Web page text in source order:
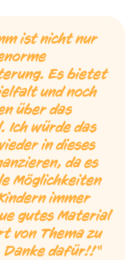
ist nicht nur
Es bietet
und noch
über das
Ich würde das
in dieses
da es
Möglichkeiten
immer
gutes Material
von Thema zu
dafür!!“